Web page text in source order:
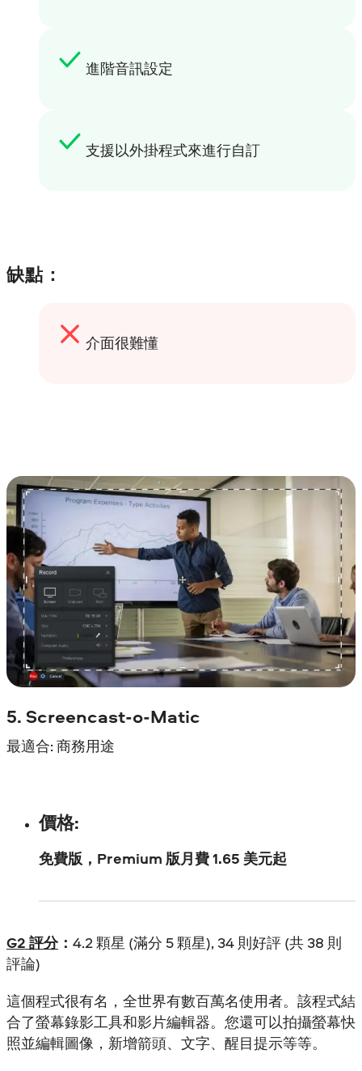
進階音訊設定
支援以外掛程式來進行自訂
缺點：
介面很難懂
5. Screencast-o-Matic
最適合: 商務用途
價格:
免費版，Premium 版月費 1.65 美元起
G2 評分： 4.2 顆星 (滿分 5 顆星), 34 則好評 (共 38 則
評論)
這個程式很有名，全世界有數百萬名使用者。該程式結
合了螢幕錄影工具和影片編輯器。您還可以拍攝螢幕快
照並編輯圖像，新增箭頭、文字、醒目提示等等。